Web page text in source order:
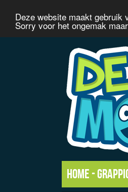
Deze website maakt gebruik
Sorry voor het ongemak
Home -